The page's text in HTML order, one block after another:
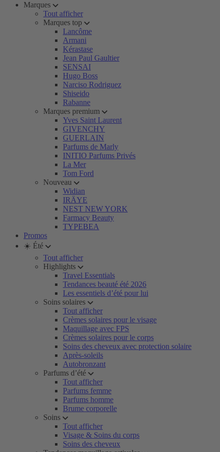
Marques
Tout afficher
Marques top
Lancôme
Armani
Kérastase
Jean Paul Gaultier
SENSAI
Hugo Boss
Narciso Rodriguez
Shiseido
Rabanne
Marques premium
Yves Saint Laurent
GIVENCHY
GUERLAIN
Parfums de Marly
INITIO Parfums Privés
La Mer
Tom Ford
Nouveau
Widian
IRÄYE
NEST NEW YORK
Farmacy Beauty
TYPEBEA
Promos
☀️ Été
Tout afficher
Highlights
Travel Essentials
Tendances beauté été 2026
Les essentiels d’été pour lui
Soins solaires
Tout afficher
Crèmes solaires pour le visage
Maquillage avec FPS
Crèmes solaires pour le corps
Soins des cheveux avec protection solaire
Après-soleils
Autobronzant
Parfums d’été
Tout afficher
Parfums femme
Parfums homme
Brume corporelle
Soins
Tout afficher
Visage & Soins du corps
Soins des cheveux